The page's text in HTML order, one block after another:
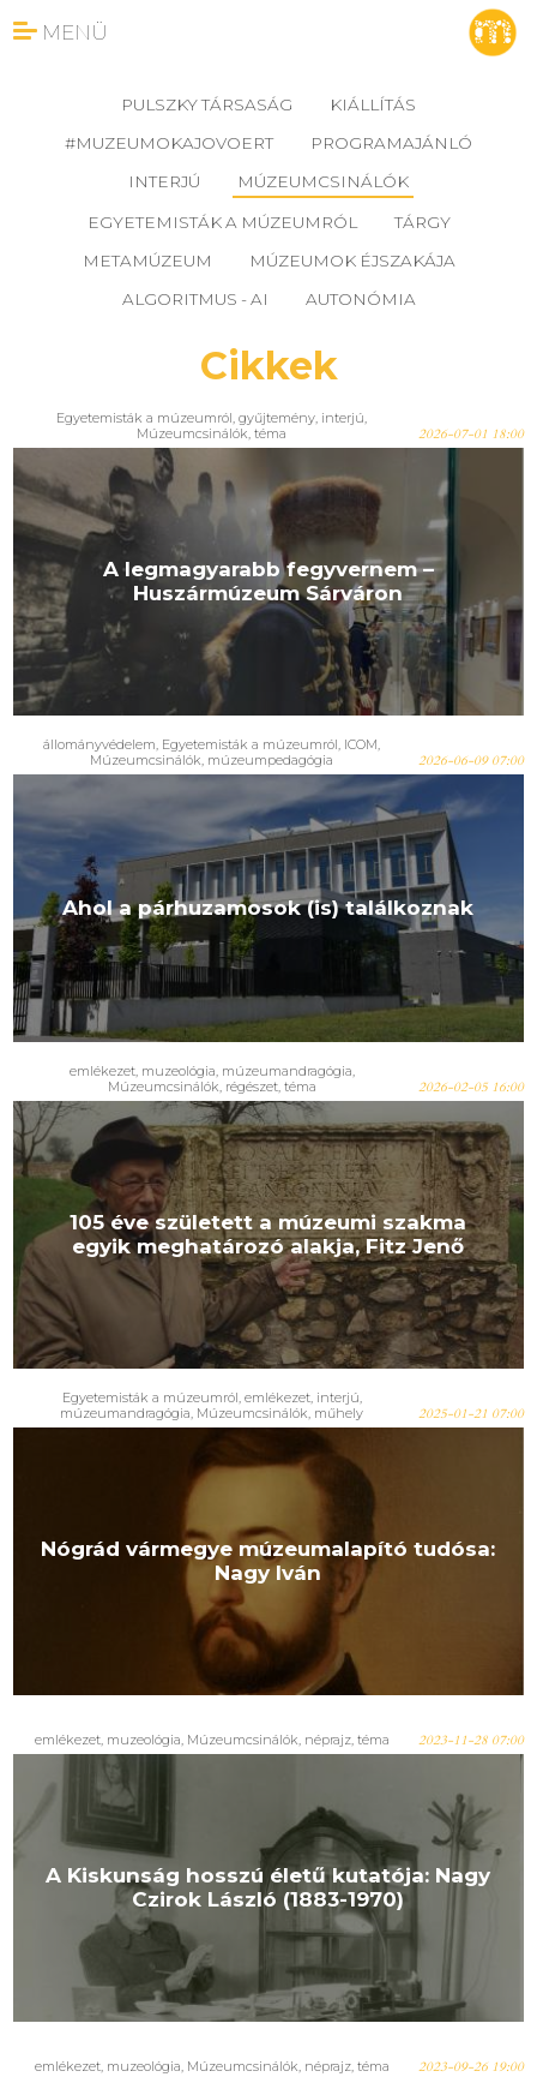
MENÜ
PULSZKY TÁRSASÁG
KIÁLLÍTÁS
#MUZEUMOKAJOVOERT
PROGRAMAJÁNLÓ
INTERJÚ
MÚZEUMCSINÁLÓK
EGYETEMISTÁK A MÚZEUMRÓL
TÁRGY
METAMÚZEUM
MÚZEUMOK ÉJSZAKÁJA
ALGORITMUS - AI
AUTONÓMIA
Cikkek
Egyetemisták a múzeumról, gyűjtemény, interjú,
Múzeumcsinálók, téma 2026-07-01 18:00
A legmagyarabb fegyvernem –
Huszármúzeum Sárváron
állományvédelem, Egyetemisták a múzeumról, ICOM,
Múzeumcsinálók, múzeumpedagógia 2026-06-09 07:00
Ahol a párhuzamosok (is) találkoznak
emlékezet, muzeológia, múzeumandragógia,
Múzeumcsinálók, régészet, téma 2026-02-05 16:00
105 éve született a múzeumi szakma
egyik meghatározó alakja, Fitz Jenő
Egyetemisták a múzeumról emlékezet, interjú
múzeumandragógia Múzeumcsinálók műhely 2025-01-21 07:00
Nógrád vármegye múzeumalapító tudósa:
Nagy Iván
emlékezet, muzeológia Múzeumcsinálók néprajz, téma 2023-11-28 07:00
A Kiskunság hosszú életű kutatója: Nagy
Czirok László (1883-1970)
emlékezet, muzeológia Múzeumcsinálók néprajz, téma 2023-09-26 19:00